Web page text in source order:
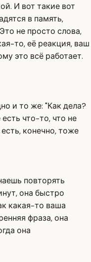
И вот такие вот
в память,
не просто слова,
то, её реакция, ваш
это всё работает.
и то же: "Как дела?
что-то, что не
конечно, тоже
повторять
она быстро
какая-то ваша
фраза, она
она